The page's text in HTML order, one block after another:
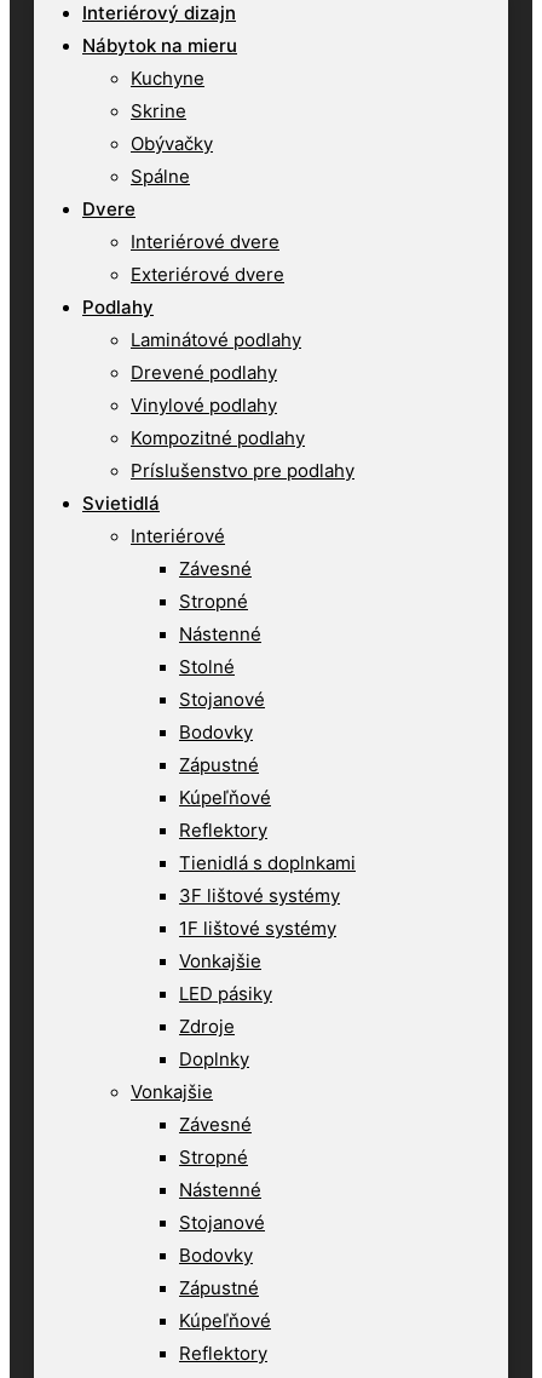
Interiérový dizajn
Nábytok na mieru
Kuchyne
Skrine
Obývačky
Spálne
Dvere
Interiérové dvere
Exteriérové dvere
Podlahy
Laminátové podlahy
Drevené podlahy
Vinylové podlahy
Kompozitné podlahy
Príslušenstvo pre podlahy
Svietidlá
Interiérové
Závesné
Stropné
Nástenné
Stolné
Stojanové
Bodovky
Zápustné
Kúpeľňové
Reflektory
Tienidlá s doplnkami
3F lištové systémy
1F lištové systémy
Vonkajšie
LED pásiky
Zdroje
Doplnky
Vonkajšie
Závesné
Stropné
Nástenné
Stojanové
Bodovky
Zápustné
Kúpeľňové
Reflektory